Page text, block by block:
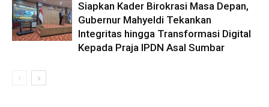
Siapkan Kader Birokrasi Masa Depan,
Gubernur Mahyeldi Tekankan
Integritas hingga Transformasi Digital
Kepada Praja IPDN Asal Sumbar